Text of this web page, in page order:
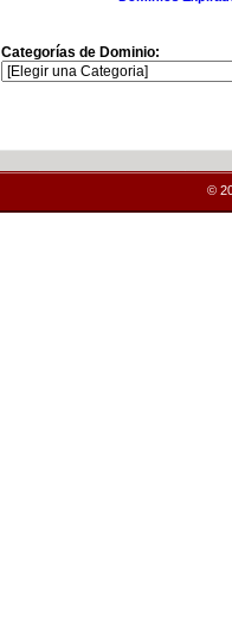
Categorías de Dominio:
©